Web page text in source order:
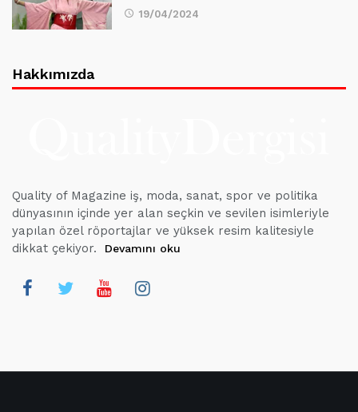
19/04/2024
Hakkımızda
Quality of Magazine iş, moda, sanat, spor ve politika
dünyasının içinde yer alan seçkin ve sevilen isimleriyle
yapılan özel röportajlar ve yüksek resim kalitesiyle
dikkat çekiyor.
Devamını oku